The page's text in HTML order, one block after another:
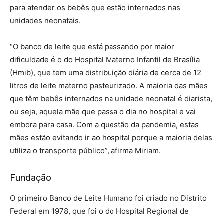
para atender os bebês que estão internados nas
unidades neonatais.
“O banco de leite que está passando por maior
dificuldade é o do Hospital Materno Infantil de Brasília
(Hmib), que tem uma distribuição diária de cerca de 12
litros de leite materno pasteurizado. A maioria das mães
que têm bebês internados na unidade neonatal é diarista,
ou seja, aquela mãe que passa o dia no hospital e vai
embora para casa. Com a questão da pandemia, estas
mães estão evitando ir ao hospital porque a maioria delas
utiliza o transporte público”, afirma Miriam.
Fundação
O primeiro Banco de Leite Humano foi criado no Distrito
Federal em 1978, que foi o do Hospital Regional de